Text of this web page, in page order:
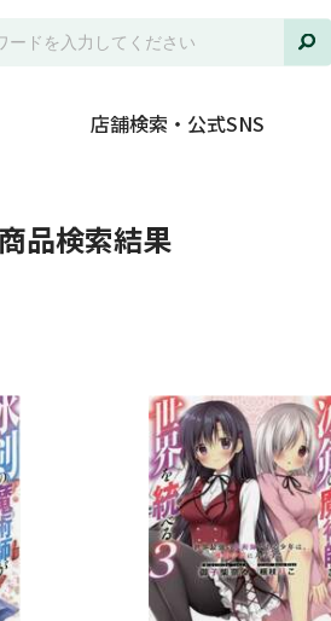
店舗検索・公式SNS
商品検索結果